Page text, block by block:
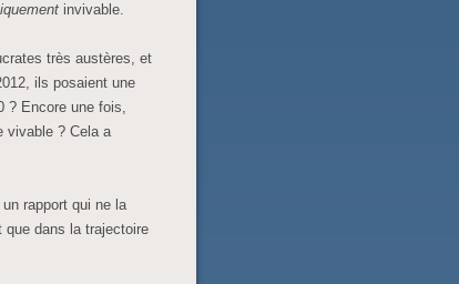
invivable.
très austères, et
ils posaient une
? Encore une fois,
vivable ? Cela a
un rapport qui ne la
que dans la trajectoire